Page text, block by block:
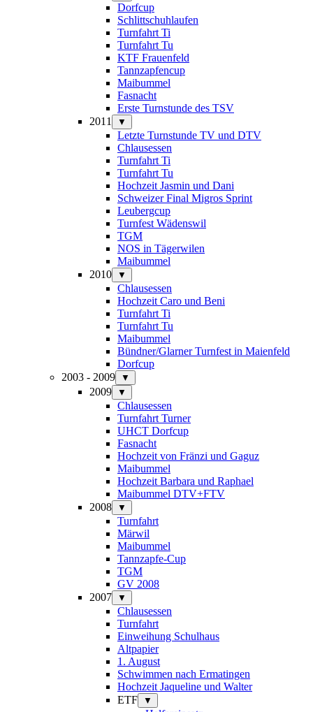
Dorfcup
Schlittschuhlaufen
Turnfahrt Ti
Turnfahrt Tu
KTF Frauenfeld
Tannzapfencup
Maibummel
Fasnacht
Erste Turnstunde des TSV
2011
▼
Letzte Turnstunde TV und DTV
Chlausessen
Turnfahrt Ti
Turnfahrt Tu
Hochzeit Jasmin und Dani
Schweizer Final Migros Sprint
Leubergcup
Turnfest Wädenswil
TGM
NOS in Tägerwilen
Maibummel
2010
▼
Chlausessen
Hochzeit Caro und Beni
Turnfahrt Ti
Turnfahrt Tu
Maibummel
Bündner/Glarner Turnfest in Maienfeld
Dorfcup
2003 - 2009
▼
2009 ▼
Chlausessen
Turnfahrt Turner
UHCT Dorfcup
Fasnacht
Hochzeit von Fränzi und Gaguz
Maibummel
Hochzeit Barbara und Raphael
Maibummel DTV+FTV
2008
▼
Turnfahrt
Märwil
Maibummel
Tannzapfe-Cup
TGM
GV 2008
2007
▼
Chlausessen
Turnfahrt
Einweihung Schulhaus
Altpapier
1. August
Schwimmen nach Ermatingen
Hochzeit Jaqueline und Walter
ETF
▼